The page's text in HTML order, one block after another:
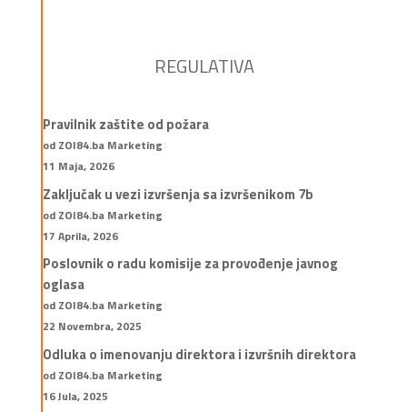
REGULATIVA
Pravilnik zaštite od požara
od ZOI84.ba Marketing
11 Maja, 2026
Zaključak u vezi izvršenja sa izvršenikom 7b
od ZOI84.ba Marketing
17 Aprila, 2026
Poslovnik o radu komisije za provođenje javnog
oglasa
od ZOI84.ba Marketing
22 Novembra, 2025
Odluka o imenovanju direktora i izvršnih direktora
od ZOI84.ba Marketing
16 Jula, 2025